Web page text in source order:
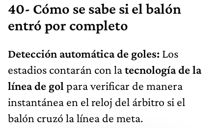
40- Cómo se sabe si el balón
entró por completo
Detección automática de goles: Los
estadios contarán con latecnología de la
línea de golpara verificar de manera
instantánea en el reloj del árbitro si el
balón cruzó la línea de meta.